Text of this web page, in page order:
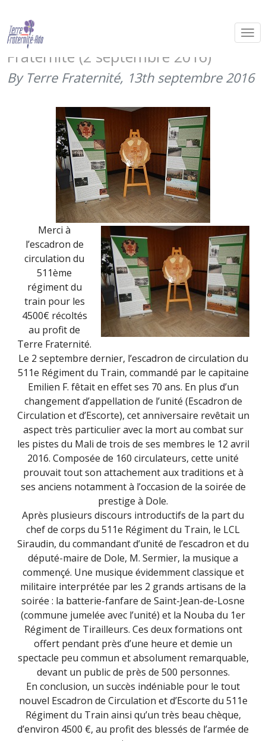
L’escadron de circulation du 511ème
RT fête ses 70 ans et soutient Terre
Fraternité (2 septembre 2016)
By Terre Fraternité, 13th septembre 2016
Merci à
l’escadron de
circulation du
511ème
régiment du
train pour les
4500€ récoltés
au profit de
Terre Fraternité.
Le 2 septembre dernier, l’escadron de circulation du
511e Régiment du Train, commandé par le capitaine
Emilien F. fêtait en effet ses 70 ans. En plus d’un
changement d’appellation de l’unité (Escadron de
Circulation et d’Escorte), cet anniversaire revêtait un
aspect très particulier avec la mort au combat sur
les pistes du Mali de trois de ses membres le 12 avril
2016. Composée de 160 circulateurs, cette unité
prouvait tout son attachement aux traditions et à
ses anciens notamment à l’occasion de la soirée de
prestige à Dole.
Après plusieurs discours introductifs de la part du
chef de corps du 511e Régiment du Train, le LCL
Siraudin, du commandant d’unité de l’escadron et du
député-maire de Dole, M. Sermier, la musique a
commençé. Une musique évidemment classique et
militaire interprétée par les 2 grands artisans de la
soirée : la batterie-fanfare de Saint-Jean-de-Losne
(commune jumelée avec l’unité) et la Nouba du 1er
Régiment de Tirailleurs. Ces deux formations ont
offert pendant près d’une heure et demie un
spectacle peu commun et absolument remarquable,
devant un public de près de 500 personnes.
En conclusion, un succès indéniable pour le tout
nouvel Escadron de Circulation et d’Escorte du 511e
Régiment du Train ainsi qu’un très beau chèque,
d’environ 4500 €, au profit des blessés de l’armée de